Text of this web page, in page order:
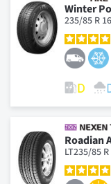
Winter
235/85 R
Roadian
LT235/85